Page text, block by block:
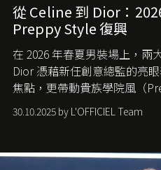
從 Celine 到 Dior：
Preppy Style 復興
在 2026 年春夏男裝場上，兩
Dior 憑藉新任創意總監的亮
焦點，更帶動貴族學院風（
潮，讓這股經典風格再度回到
30.10.2025 by L'OFFICIEL Team